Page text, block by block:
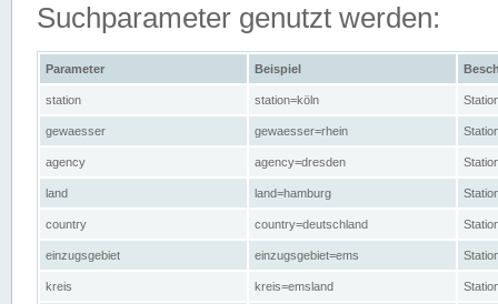
Suchparameter genutzt werden:
Parameter Beispiel
station station=köln
gewaesser gewaesser=rhein
agency agency=dresden
land land=hamburg
country country=deutschland
einzugsgebiet einzugsgebiet=ems
kreis kreis=emsland